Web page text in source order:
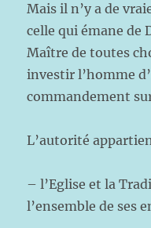
Mais il n’y a de
celle qui émane de
Maître de toutes
investir l’homme
commandement
L’autorité
– l’Eglise et la
l’ensemble de ses